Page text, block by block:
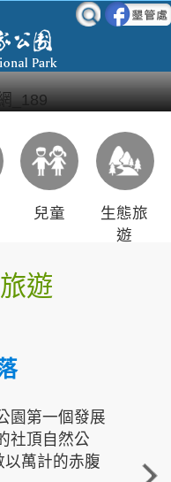
兒童
生態旅
遊
遊
園第一個發展
社頂自然公
以萬計的赤腹
重